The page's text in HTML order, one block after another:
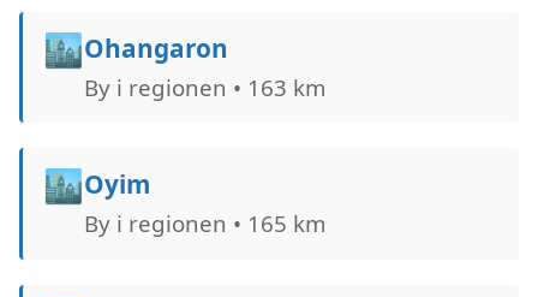
🏙️Ohangaron
By i regionen • 163 km
🏙️Oyim
By i regionen • 165 km